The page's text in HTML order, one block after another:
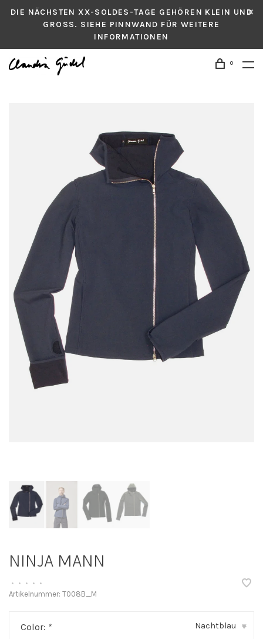
DIE NÄCHSTEN XX-SOLDES-TAGE GEHÖREN KLEIN UND
GROSS. SIEHE PINNWAND FÜR WEITERE
INFORMATIONEN
0
NINJA MANN
• • • • •
Artikelnummer: T008B_M
Color: * Nachtblau ▾